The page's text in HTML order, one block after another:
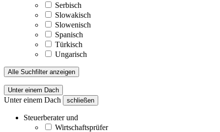
Serbisch
Slowakisch
Slowenisch
Spanisch
Türkisch
Ungarisch
Alle Suchfilter anzeigen
Unter einem Dach
Unter einem Dach schließen
Steuerberater und
Wirtschaftsprüfer